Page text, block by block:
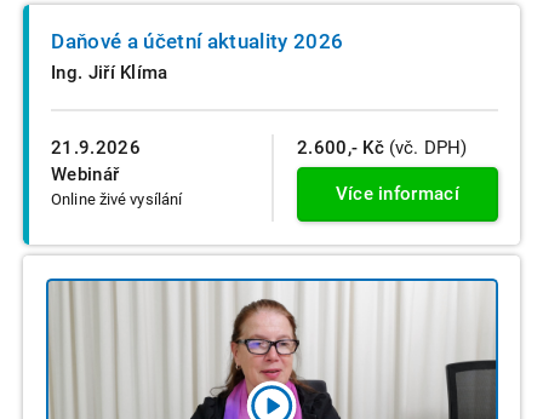
21.9.2026
Webinář
Online živé vysílání
Daňové a účetní aktuality 2026
Ing. Jiří Klíma
2.600,- Kč (vč. DPH)
Více informací